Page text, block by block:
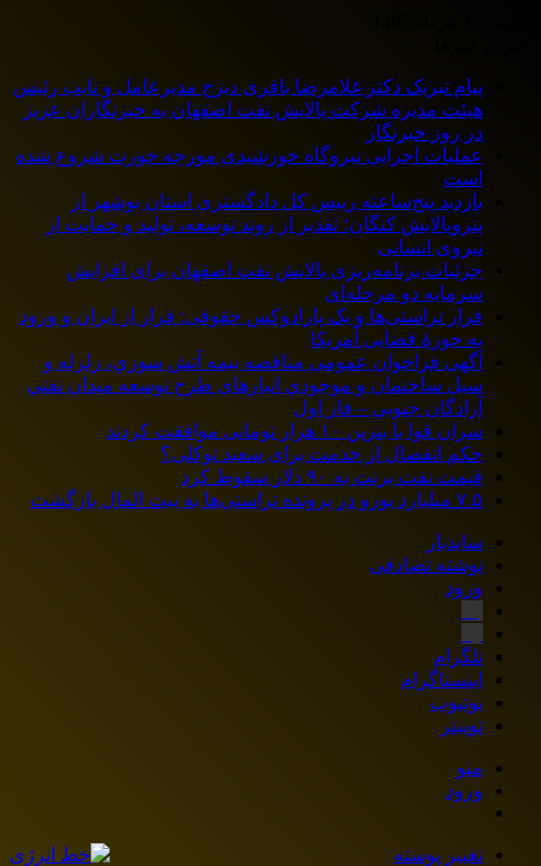
پیام تبریک دکتر غلامرضا باقری دیزج مدیرعامل و نایب رئیس
هیئت مدیره شرکت پالایش نفت اصفهان به خبرنگاران عزیز
در روز خبرنگار
عملیات اجرایی نیروگاه خورشیدی مورچه خورت شروع شده
است
بازدید پنج‌ساعته رییس کل دادگستری استان بوشهر از
پتروپالایش کنگان؛ تقدیر از روند توسعه، تولید و حمایت از
نیروی انسانی
جزئیات برنامه‌ریزی پالایش نفت اصفهان برای افزایش
سرمایه دو مرحله‌ای
فرار تراستی‌ها و یک پارادوکس حقوقی: فرار از ایران و ورود
به حوزۀ قضایی آمریکا
آگهی فراخوان عمومی مناقصه بيمه آتش سوزي، زلزله و
سیل ساختمان و موجودي انبارهای طرح توسعه ميدان نفتي
آزادگان جنوبي – فاز اول
سران قوا با بنزین ۱۰ هزار تومانی موافقت کردند
حکم انفصال از خدمت برای سعید توکلی؟
قیمت نفت برنت به ۹۰ دلار سقوط کرد
۷.۵ میلیارد یورو در پرونده تراستی‌ها به بیت المال بازگشت
سایدبار
نوشته تصادفی
ورود
تلگرام
اینستاگرام
یوتیوب
توییتر
منو
ورود
تغییر پوسته